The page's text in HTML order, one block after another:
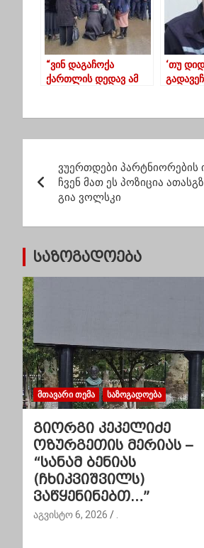
“ვინ დაგაჩოქა
ქართლის დედავ ამ
‘თუ
ო
ტ
ი
ს
ნ
ა
ვ
ი
გ
ა
ც
ვუერთდები პარტნიორების
ჩვენ მათ ეს პოზიცია
გია ვოლსკი
საზოგადოება
ᲛᲗᲐᲕᲐᲠᲘ ᲗᲔᲛᲐ ᲡᲐᲖᲝᲒᲐᲓᲝᲔᲑᲐ
გიორგი კეკელიძე
ოზურგეთის მერიას –
“სანამ ბენიას
(ჩხიკვიშვილს)
ვაწყენინებთ…”
აგვისტო 6, 2026